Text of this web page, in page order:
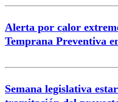
Alerta por calor
Temprana Preventiva
Semana legislativa